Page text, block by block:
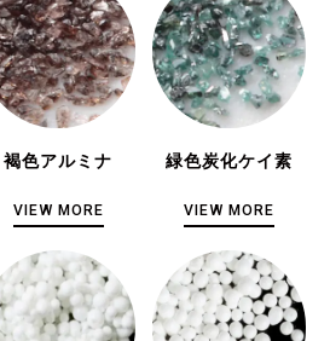
褐色アルミナ
VIEW MORE
緑色炭化ケイ素
VIEW MORE